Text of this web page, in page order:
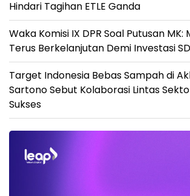
Hindari Tagihan ETLE Ganda
Waka Komisi IX DPR Soal Putusan MK:
Terus Berkelanjutan Demi Investasi
Target Indonesia Bebas Sampah di
Sartono Sebut Kolaborasi Lintas
Sukses